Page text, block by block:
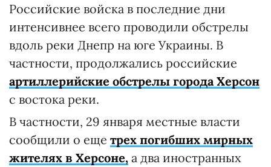
Российские войска в последние дни
интенсивнее всего проводили обстрелы
вдоль реки Днепр на юге Украины. В
частности, продолжались российские
артиллерийские обстрелы города Херсон
с востока реки.
В частности, 29 января местные власти
сообщили о еще трех погибших мирных
жителях в Херсоне, а два иностранных